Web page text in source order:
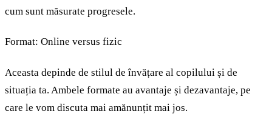
cum sunt măsurate progresele.
Format: Online versus fizic
Aceasta depinde de stilul de învățare al copilului și de
situația ta. Ambele formate au avantaje și dezavantaje, pe
care le vom discuta mai amănunțit mai jos.